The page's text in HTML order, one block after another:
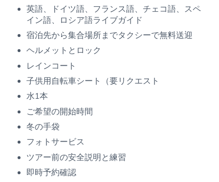
英語、ドイツ語、フランス語、チェコ語、スペ
イン語、ロシア語ライブガイド
宿泊先から集合場所までタクシーで無料送迎
ヘルメットとロック
レインコート
子供用自転車シート（要リクエスト
水1本
ご希望の開始時間
冬の手袋
フォトサービス
ツアー前の安全説明と練習
即時予約確認